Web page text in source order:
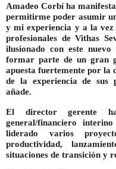
Amadeo Corbí ha
permitirme poder asumir
y mi experiencia y a la vez
profesionales de Vithas
ilusionado con este
formar parte de un gran
apuesta fuertemente por la
de la experiencia de sus
añade.
El director gerente
general/financiero
liderado varios
productividad,
situaciones de transición y